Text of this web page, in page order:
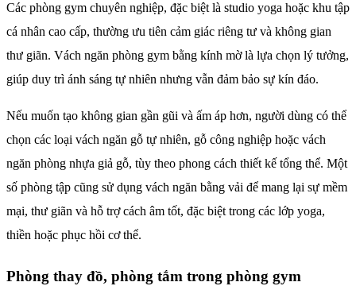
Các phòng gym chuyên nghiệp, đặc biệt là studio yoga hoặc khu tập
cá nhân cao cấp, thường ưu tiên cảm giác riêng tư và không gian
thư giãn. Vách ngăn phòng gym bằng kính mờ là lựa chọn lý tưởng,
giúp duy trì ánh sáng tự nhiên nhưng vẫn đảm bảo sự kín đáo.
Nếu muốn tạo không gian gần gũi và ấm áp hơn, người dùng có thể
chọn các loại vách ngăn gỗ tự nhiên, gỗ công nghiệp hoặc vách
ngăn phòng nhựa giả gỗ​, tùy theo phong cách thiết kế tổng thể. Một
số phòng tập cũng sử dụng vách ngăn bằng vải để mang lại sự mềm
mại, thư giãn và hỗ trợ cách âm tốt, đặc biệt trong các lớp yoga,
thiền hoặc phục hồi cơ thể.
Phòng thay đồ, phòng tắm trong phòng gym